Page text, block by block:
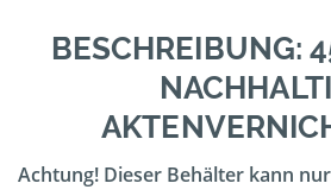
BESCHREIBUNG:
Achtung! Dieser Behälter kann